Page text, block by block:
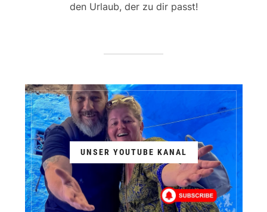
den Urlaub, der zu dir passt!
UNSER YOUTUBE KANAL